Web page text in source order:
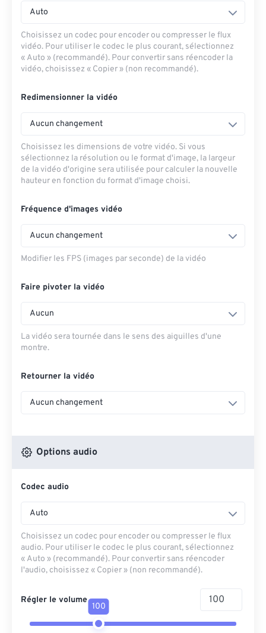
Auto
Choisissez un codec pour encoder ou compresser le flux
vidéo. Pour utiliser le codec le plus courant, sélectionnez
« Auto » (recommandé). Pour convertir sans réencoder la
vidéo, choisissez « Copier » (non recommandé).
Redimensionner la vidéo
Aucun changement
Choisissez les dimensions de votre vidéo. Si vous
sélectionnez la résolution ou le format d'image, la largeur
de la vidéo d'origine sera utilisée pour calculer la nouvelle
hauteur en fonction du format d'image choisi.
Fréquence d'images vidéo
Aucun changement
Modifier les FPS (images par seconde) de la vidéo
Faire pivoter la vidéo
Aucun
La vidéo sera tournée dans le sens des aiguilles d'une
montre.
Retourner la vidéo
Aucun changement
Options audio
Codec audio
Auto
Choisissez un codec pour encoder ou compresser le flux
audio. Pour utiliser le codec le plus courant, sélectionnez
« Auto » (recommandé). Pour convertir sans réencoder
l'audio, choisissez « Copier » (non recommandé).
Régler le volume
100